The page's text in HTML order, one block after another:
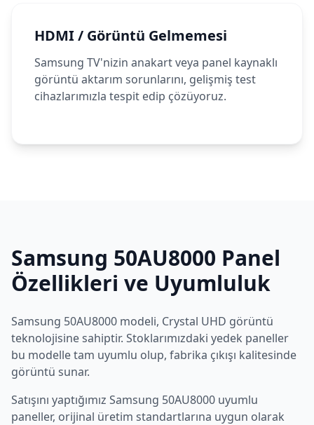
HDMI / Görüntü Gelmemesi
Samsung TV'nizin anakart veya panel kaynaklı
görüntü aktarım sorunlarını, gelişmiş test
cihazlarımızla tespit edip çözüyoruz.
Samsung 50AU8000 Panel
Özellikleri ve Uyumluluk
Samsung 50AU8000 modeli, Crystal UHD görüntü
teknolojisine sahiptir. Stoklarımızdaki yedek paneller
bu modelle tam uyumlu olup, fabrika çıkışı kalitesinde
görüntü sunar.
Satışını yaptığımız Samsung 50AU8000 uyumlu
paneller, orijinal üretim standartlarına uygun olarak